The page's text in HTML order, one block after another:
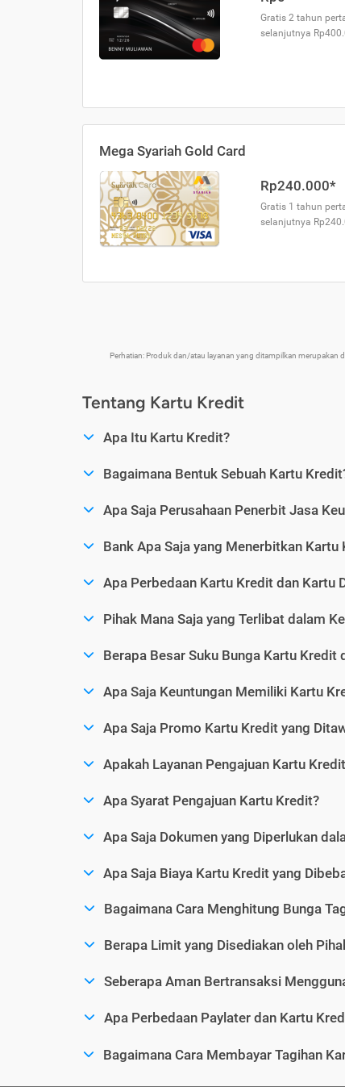
Gratis 2 tahun
selanjutnya
Mega Syariah Gold Card
Rp240.000*
Gratis 1 tahun
selanjutnya
Perhatian: Produk dan/atau layanan yang ditampilkan
Tentang Kartu Kredit
Apa Itu Kartu Kredit?
Bagaimana Bentuk Sebuah Kartu
Apa Saja Perusahaan Penerbit Jasa
Bank Apa Saja yang Menerbitkan
Apa Perbedaan Kartu Kredit dan Kartu
Pihak Mana Saja yang Terlibat dalam
Berapa Besar Suku Bunga Kartu Kredit
Apa Saja Keuntungan Memiliki Kartu
Apa Saja Promo Kartu Kredit yang
Apakah Layanan Pengajuan Kartu
Apa Syarat Pengajuan Kartu Kredit?
Apa Saja Dokumen yang Diperlukan
Apa Saja Biaya Kartu Kredit yang
Bagaimana Cara Menghitung Bunga
Berapa Limit yang Disediakan oleh
Seberapa Aman Bertransaksi
Apa Perbedaan Paylater dan Kartu
Bagaimana Cara Membayar Tagihan